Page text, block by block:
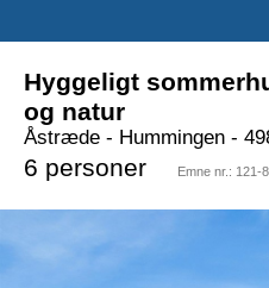
Hyggeligt
og natur
Åstræde - Hummingen -
6 personer Emne nr.: 121-